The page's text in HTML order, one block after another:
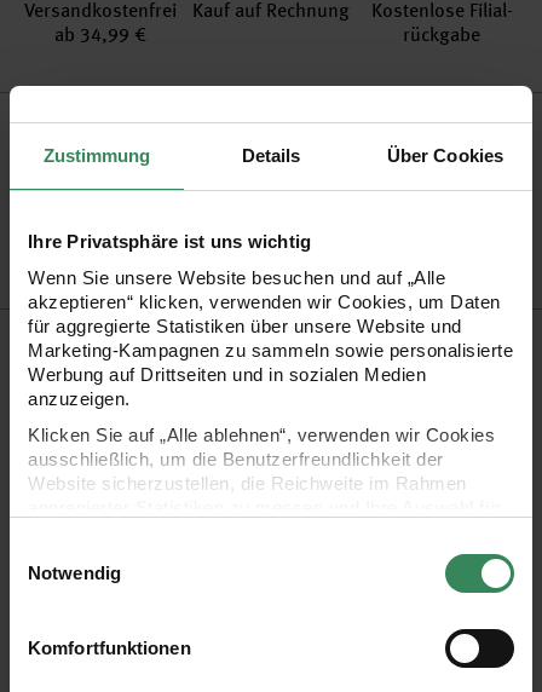
Zustimmung Details Über Cookies
Ihre Privatsphäre ist uns wichtig
Wenn Sie unsere Website besuchen und auf „Alle
akzeptieren“ klicken, verwenden wir Cookies, um Daten
für aggregierte Statistiken über unsere Website und
Marketing-Kampagnen zu sammeln sowie personalisierte
Werbung auf Drittseiten und in sozialen Medien
anzuzeigen.
Klicken Sie auf „Alle ablehnen“, verwenden wir Cookies
ausschließlich, um die Benutzerfreundlichkeit der
Website sicherzustellen, die Reichweite im Rahmen
Ihre Einwilligung ist freiwillig und kann jederzeit über den
Link „Cookie-Einstellungen“ im Fußbereich der Seite
verwendeten Technologien und den Empfängern der
Daten finden Sie in unserer Datenschutzerklärung.
Notwendig
Komfortfunktionen
Versand­kosten­frei
ab 34,99 €
Kauf auf Rechnung
Kosten­lose Filial­
rückgabe
Produktinformation
Artikel-Nr.3059928
Produktbeschreibung
Diese Ersatzmine mit thermoempfindlicher Tinte ermöglicht
ein gleichmäßiges Schriftbild und rückstandsfreies
Korrigieren. Die 0,7 mm Spitze sorgt für präzises Schreiben.
- Nachfüllminen für löschbare Gelstifte mit einem